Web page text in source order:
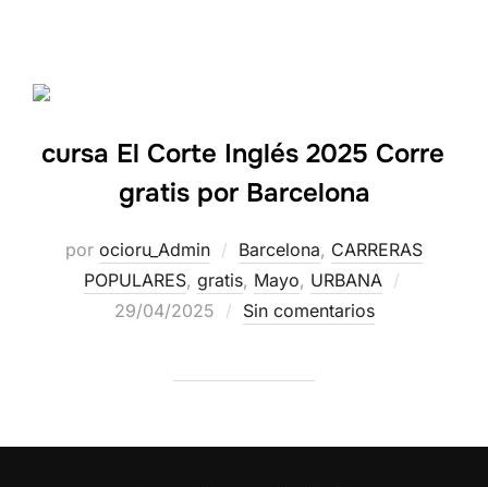
cursa El Corte Inglés 2025 Corre
gratis por Barcelona
por ocioru_Admin Barcelona, CARRERAS
POPULARES, gratis, Mayo, URBANA
29/04/2025
Sin comentarios